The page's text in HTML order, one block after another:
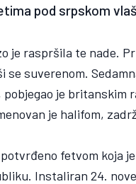
pod srpskom
je raspršila te nade.
se suverenom.
pobjegao je
je halifom,
fetvom koja
Instaliran 24.